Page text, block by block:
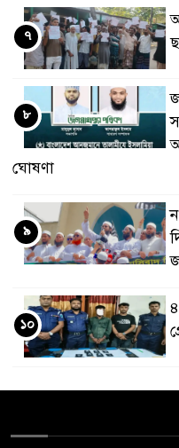
৭
ঘোষণা
৮
৯
১০